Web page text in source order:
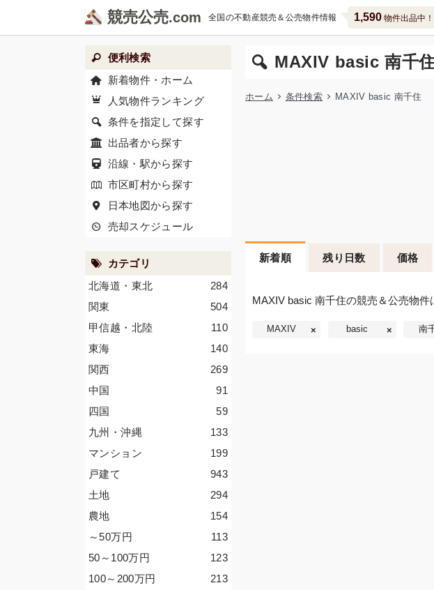
競売公売 全国の不動産競売＆公売物件情報 1,590物件出品中！
MAXIV basic 南千
ホーム 条件検索 MAXIV basic 南千住
新着順 残り日数 価格
MAXIV basic 南千住の競売＆公売物件
MAXIV basic 南
便利検索
新着物件・ホーム
人気物件ランキング
条件を指定して探す
出品者から探す
沿線・駅から探す
市区町村から探す
日本地図から探す
売却スケジュール
カテゴリ
284
北海道・東北
504
関東
110
甲信越・北陸
140
東海
269
関西
91
中国
59
四国
133
九州・沖縄
199
マンション
943
戸建て
294
土地
154
農地
113
～50万円
123
50～100万円
213
100～200万円